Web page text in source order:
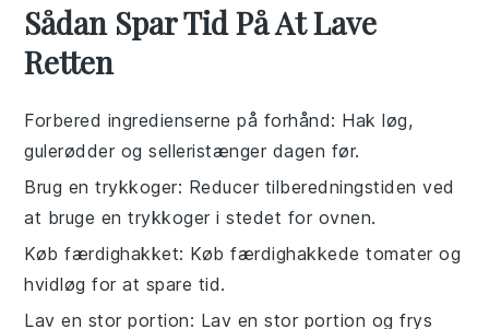
Sådan Spar Tid På At Lave
Retten
Forbered ingredienserne på forhånd: Hakløg,
gulerødder ogselleristænger dagen før.
Brug en trykkoger: Reducer tilberedningstiden ved
at bruge entrykkoger i stedet for ovnen.
Køb færdighakket: Køb færdighakkedetomater og
hvidløg for at spare tid.
Lav en stor portion: Lav en stor portion og frys